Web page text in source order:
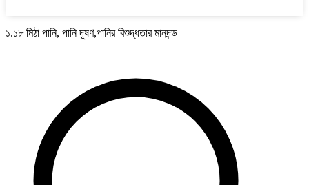
১.১৮ মিঠা পানি, পানি দূষণ,পানির বিশুদ্ধতার মানদন্ড